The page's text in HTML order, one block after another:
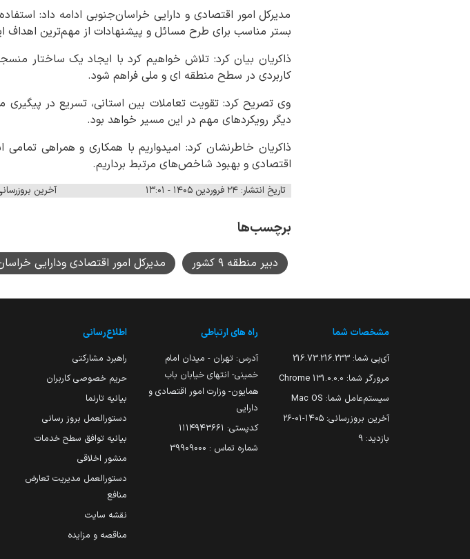
مدیرکل امور اقتصادی و دارایی خراسان‌جنوبی ادامه داد:
بستر مناسب برای طرح مسائل و پیشنهادات از مهم‌ترین اهداف
ذاکریان بیان کرد: تلاش خواهیم کرد با ایجاد یک ساختار
کاربردی در سطح منطقه ای و ملی فراهم شود.
وی تصریح کرد: تقویت تعاملات بین استانی، تسریع در
دیگر رویکردهای مهم در این مسیر خواهد بود.
اقتصادی و بهبود شاخص‌های مرتبط برداریم.
تاریخ انتشار: ۲۴ فروردین ۱۴۰۵ - ۱۳:۰۱ آخرین بروزرسانی: ۲۶ فروردین
برچسب‌ها
دبیر منطقه ۹ کشور مدیرکل امور اقتصادی ودارایی
مشخصات شما
آی‌پی شما: 216.73.216.233
مرورگر شما: 131.0.0.0 Chrome
سیستم‌عامل شما: Mac OS
آخرین بروزرسانی: ۱۴۰۵-۰۱-۲۶
بازدید: 9
راه های ارتباطی
آدرس: تهران - میدان امام
خمینی- انتهای خیابان باب
همایون- وزارت امور اقتصادی و
دارایی
کدپستی: ۱۱۱۴۹۴۳۶۶۱
شماره تماس : 39909000
اطلاع‌رسانی
راهبرد مشارکتی
حریم خصوصی کاربران
بیانیه تارنما
دستورالعمل بروز رسانی
بیانیه توافق سطح خدمات
منشور اخلاقی
دستورالعمل مدیریت تعارض
منافع
نقشه سایت
مناقصه و مزایده